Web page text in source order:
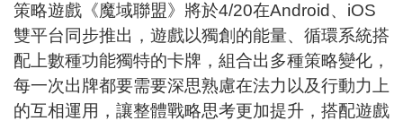
策略遊戲《魔域聯盟》將於4/20在Android、iOS
雙平台同步推出，遊戲以獨創的能量、循環系統搭
配上數種功能獨特的卡牌，組合出多種策略變化，
每一次出牌都要需要深思熟慮在法力以及行動力上
的互相運用，讓整體戰略思考更加提升，搭配遊戲